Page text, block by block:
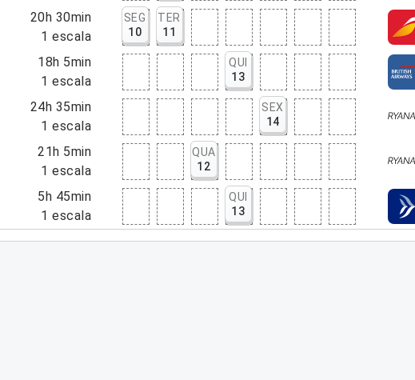
20h 30min
1 escala
SEG
10
TER
11
18h 5min
1 escala
QUI
13
24h 35min
1 escala
SEX
14
21h 5min
1 escala
QUA
12
5h 45min
1 escala
QUI
13